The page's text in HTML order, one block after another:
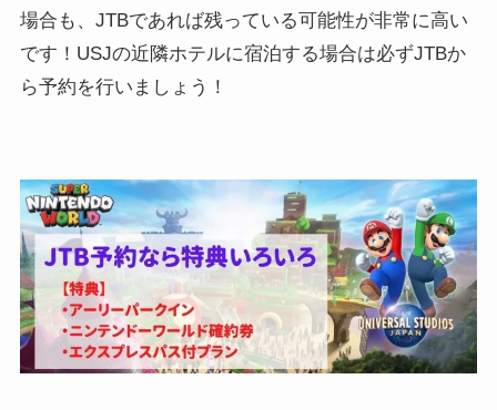
場合も、JTBであれば残っている可能性が非常に高い
です！USJの近隣ホテルに宿泊する場合は必ずJTBか
ら予約を行いましょう！